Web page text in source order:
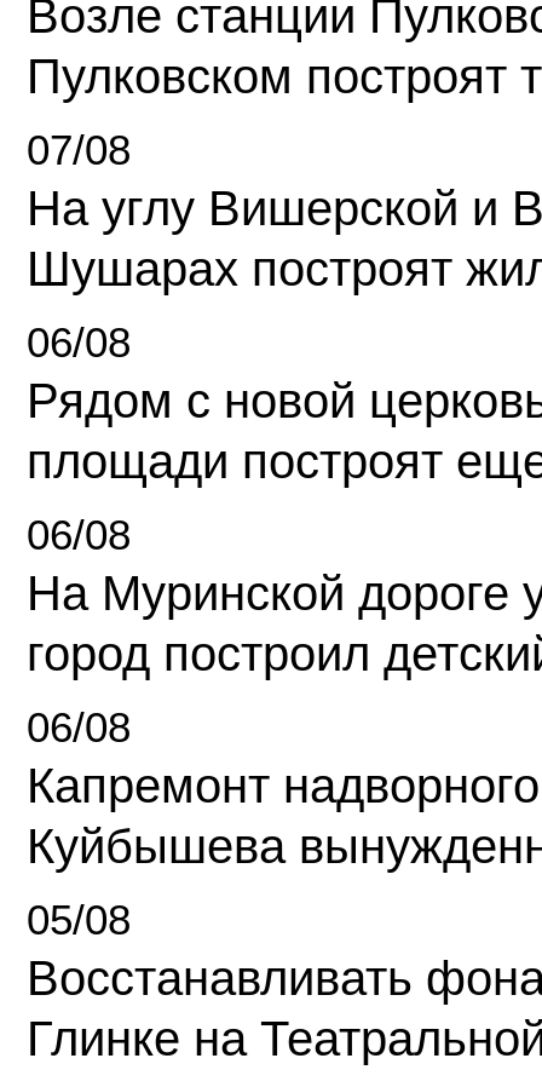
Возле станции
Пулковском построят
07/08
На углу Вишерской и
Шушарах построят
06/08
Рядом с новой
площади построят
06/08
На Муринской дороге
город построил
06/08
Капремонт
Куйбышева
05/08
Восстанавливать
Глинке на